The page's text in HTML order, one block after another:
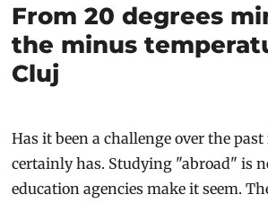
From 20 degrees
the minus
Cluj
Has it been a challenge over the past
certainly has. Studying "abroad" is
education agencies make it seem.